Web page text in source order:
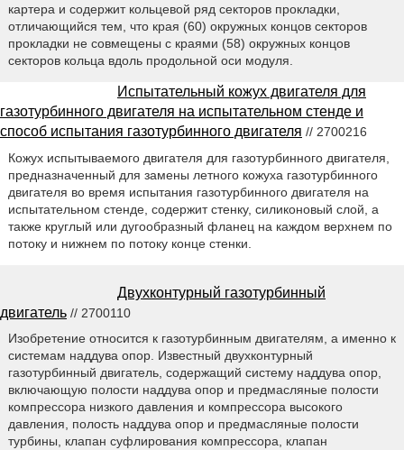
картера и содержит кольцевой ряд секторов прокладки,
отличающийся тем, что края (60) окружных концов секторов
прокладки не совмещены с краями (58) окружных концов
секторов кольца вдоль продольной оси модуля.
Испытательный кожух двигателя для
газотурбинного двигателя на испытательном стенде и
способ испытания газотурбинного двигателя // 2700216
Кожух испытываемого двигателя для газотурбинного двигателя,
предназначенный для замены летного кожуха газотурбинного
двигателя во время испытания газотурбинного двигателя на
испытательном стенде, содержит стенку, силиконовый слой, а
также круглый или дугообразный фланец на каждом верхнем по
потоку и нижнем по потоку конце стенки.
Двухконтурный газотурбинный
двигатель // 2700110
Изобретение относится к газотурбинным двигателям, а именно к
системам наддува опор. Известный двухконтурный
газотурбинный двигатель, содержащий систему наддува опор,
включающую полости наддува опор и предмасляные полости
компрессора низкого давления и компрессора высокого
давления, полость наддува опор и предмасляные полости
турбины, клапан суфлирования компрессора, клапан